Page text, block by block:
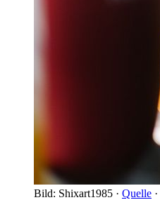
Bild: Shixart1985 · Quelle ·